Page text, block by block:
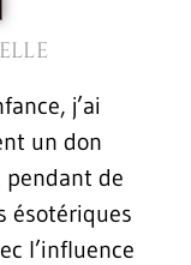
j’ai
un don
de
ésotériques
l’influence